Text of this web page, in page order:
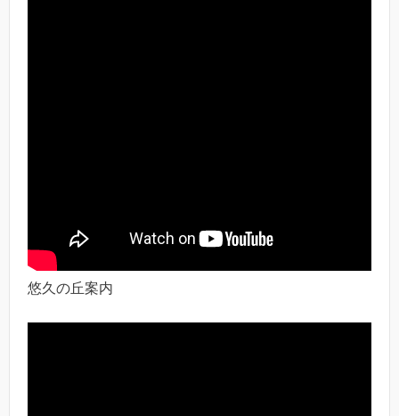
悠久の丘案内